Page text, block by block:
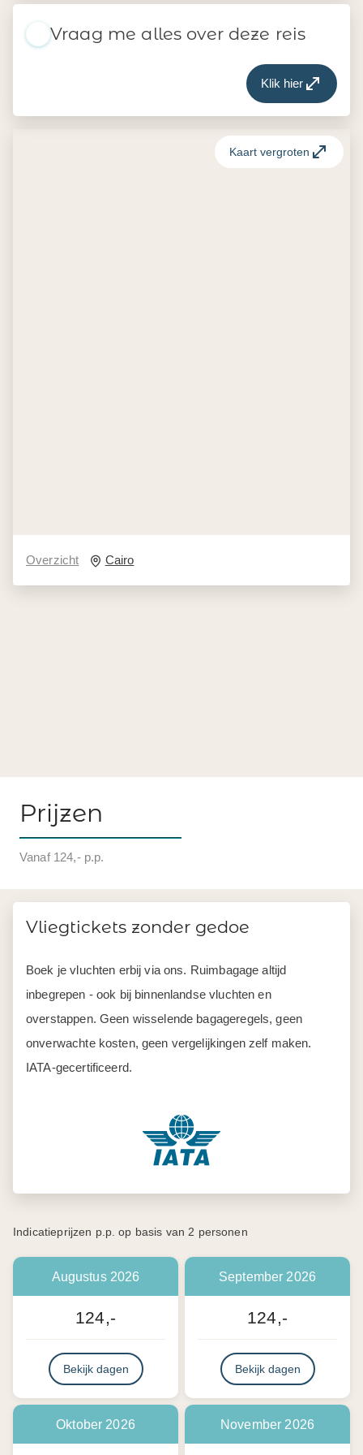
Vraag me alles over deze reis
Klik hier
Overzicht Cairo
Kaart vergroten
Prijzen
Vanaf 124,- p.p.
Vliegtickets zonder gedoe
Boek je vluchten erbij via ons. Ruimbagage altijd
inbegrepen - ook bij binnenlandse vluchten en
overstappen. Geen wisselende bagageregels, geen
onverwachte kosten, geen vergelijkingen zelf maken.
IATA-gecertificeerd.
Indicatieprijzen p.p. op basis van 2 personen
Augustus 2026
124,-
Bekijk dagen
September 2026
124,-
Bekijk dagen
Oktober 2026 November 2026